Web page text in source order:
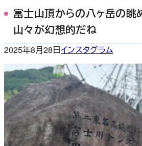
富士山頂からの八ヶ岳の眺
山々が幻想的だね
2025年8月28日インスタグラム